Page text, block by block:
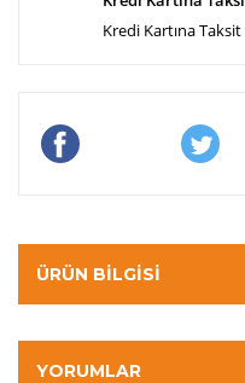
Kredi Kartına
ÜRÜN BILGISI
YORUMLAR